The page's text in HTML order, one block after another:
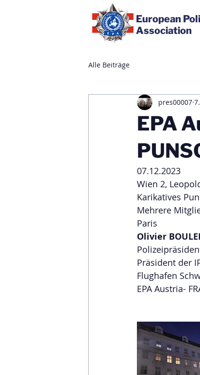
European
Association
Alle Beiträge
EPA
pres00007
07.12.2023
Wien 2,
Karikatives
Mehrere
Paris
Olivier
Präsident der
Flughafen
EPA Austria-